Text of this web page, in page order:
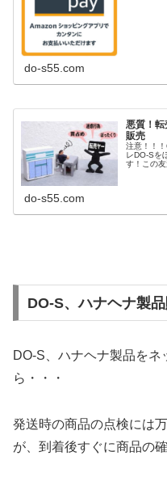
do-s55.com
悪質！転
販売
注意！！
レDO-Sを
す！この
do-s55.com
DO-S、ハナヘナ製
DO-S、ハナヘナ製品をネ
ら・・・
発送時の商品の点検には
が、到着後すぐに商品の